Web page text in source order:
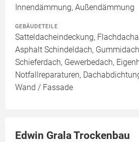
Innendämmung, Außendämmung
GEBÄUDETEILE
Satteldacheindeckung,
Asphalt Schindeldach,
Schieferdach, Gewerbedach,
Notfallreparaturen,
Wand / Fassade
Edwin Grala Trockenbau